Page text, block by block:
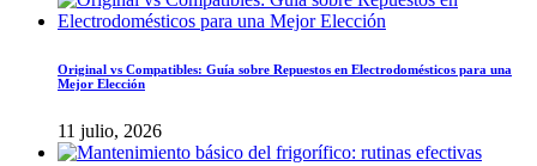
Original vs Compatibles: Guía sobre Repuestos en Electrodomésticos para una
Mejor Elección
11 julio, 2026